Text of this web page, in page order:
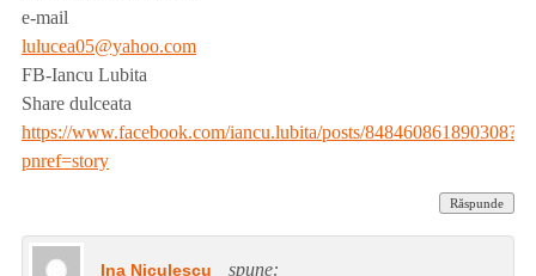
e-mail
lulucea05@yahoo.com
FB-Iancu Lubita
Share dulceata
https://www.facebook.com/iancu.lubita/posts/848460861890308?
pnref=story
Răspunde
Ina Niculescu spune: